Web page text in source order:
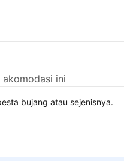
ini
bujang atau sejenisnya.